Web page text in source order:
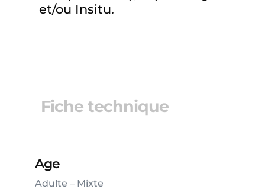
et/ou Insitu.
Fiche technique
Age
Adulte – Mixte